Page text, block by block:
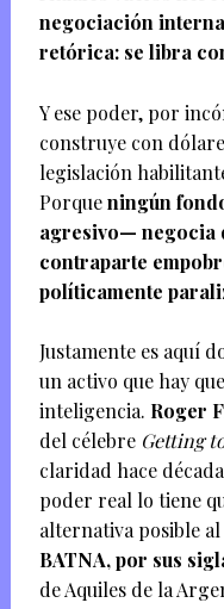
negociación
retórica: se libra
Y ese poder, por
construye con
legislación
Porqueningún
agresivo— negocia
contraparte
políticamente
Justamente es aquí
un activo que hay
inteligencia. Roger
del célebre Getting
claridad hace
poder real lo tiene
alternativa posible
BATNA, por sus
de Aquiles de la